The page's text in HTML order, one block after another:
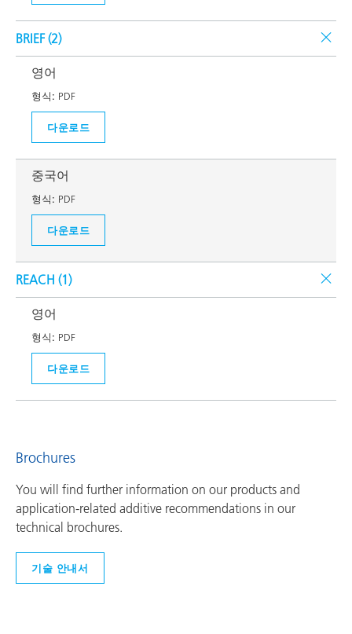
BRIEF (2)
영어
형식: PDF
다운로드
중국어
형식: PDF
다운로드
REACH (1)
영어
형식: PDF
다운로드
Brochures
You will find further information on our products and
application-related additive recommendations in our
technical brochures.
기술 안내서